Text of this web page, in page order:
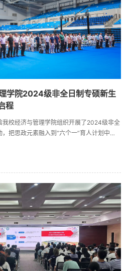
学院2024级非全日制专硕新生
程
我校经济与管理学院组织开展了2024级非全
把思政元素融入到“六个一”育人计划中，
生树立正确的三观，在真学真懂真信真
培养具有高度社会责任感和时代担当的未来
学典礼：梦想启航，砥砺前行8月30日上